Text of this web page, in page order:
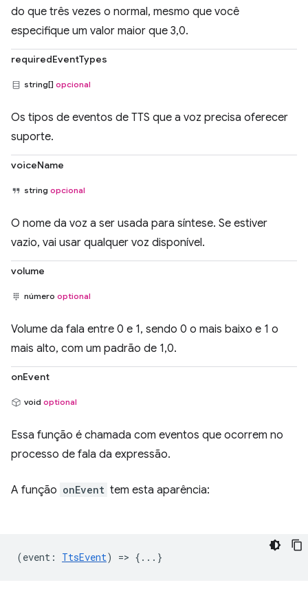
do que três vezes o normal, mesmo que você
especifique um valor maior que 3,0.
requiredEventTypes
string[] opcional
Os tipos de eventos de TTS que a voz precisa oferecer
suporte.
voiceName
string opcional
O nome da voz a ser usada para síntese. Se estiver
vazio, vai usar qualquer voz disponível.
volume
número optional
Volume da fala entre 0 e 1, sendo 0 o mais baixo e 1 o
mais alto, com um padrão de 1,0.
onEvent
void optional
Essa função é chamada com eventos que ocorrem no
processo de fala da expressão.
A função onEvent tem esta aparência:
(event : TtsEvent) => {...}